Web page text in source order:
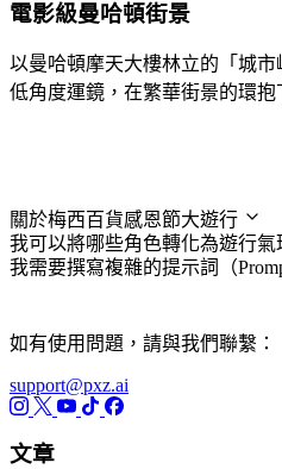
電影級曼哈頓街景
以曼哈頓摩天大樓林立的「城
低角度運鏡，在繁華街景的環抱
關於梅西百貨感恩節大遊行
我可以將哪些角色轉化為遊行氣
我需要撰寫複雜的提示詞（
如有使用問題，請與我們聯繫：
support@pxz.ai
文章